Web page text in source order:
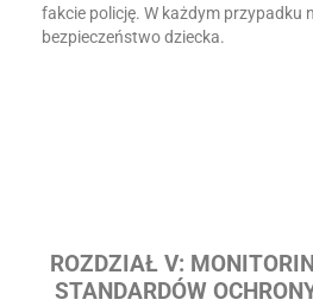
fakcie policję. W każdym przypadku
bezpieczeństwo dziecka.
ROZDZIAŁ V:
STANDARDÓW